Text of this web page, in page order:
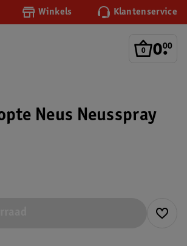
Winkels Klantenservice
0.
00
Neus Neusspray